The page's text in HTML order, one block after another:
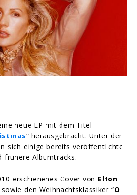
neue EP mit dem Titel
“ herausgebracht. Unter den
sich einige bereits veröffentlichte
frühere Albumtracks.
erschienenes Cover von Elton
sowie den Weihnachtsklassiker “O